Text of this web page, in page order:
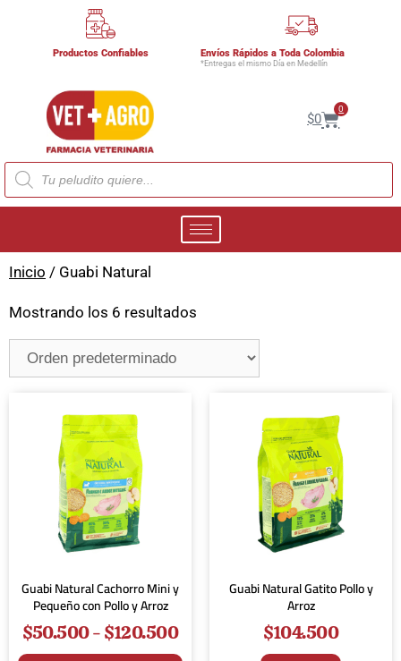
Productos Confiables Envíos Rápidos a Toda Colombia
*Entregas el mismo Día en Medellín
$0
0
Inicio / Guabi Natural
Mostrando los 6 resultados
Guabi Natural Cachorro Mini y
Pequeño con Pollo y Arroz
$50.500-$120.500
Guabi Natural Gatito Pollo y
Arroz
$104.500